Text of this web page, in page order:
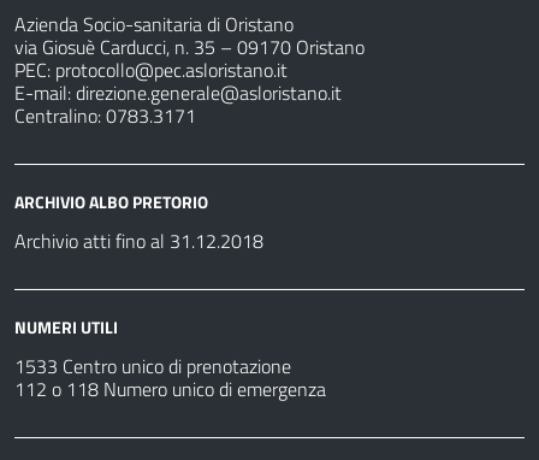
Azienda Socio-sanitaria di Oristano
via Giosuè Carducci, n. 35 – 09170 Oristano
PEC: protocollo@pec.asloristano.it
E-mail:direzione.generale@asloristano.it
Centralino: 0783.3171
ARCHIVIO ALBO PRETORIO
Archivio atti fino al 31.12.2018
NUMERI UTILI
1533 Centro unico di prenotazione
112 o 118 Numero unico di emergenza